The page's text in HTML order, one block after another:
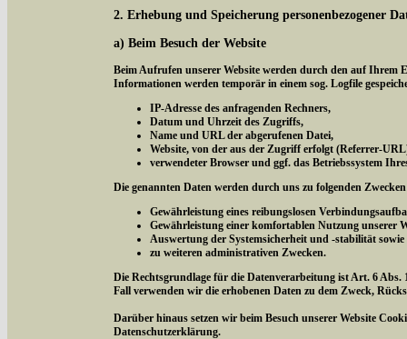
2. Erhebung und Speicherung personenbezogener
a) Beim Besuch der Website
Beim Aufrufen unserer Website werden durch den auf Ihrem
Informationen werden temporär in einem sog. Logfile
IP-Adresse des anfragenden Rechners,
Datum und Uhrzeit des Zugriffs,
Name und URL der abgerufenen Datei,
Website, von der aus der Zugriff erfolgt (Referrer-
verwendeter Browser und ggf. das Betriebssystem
Die genannten Daten werden durch uns zu folgenden
Gewährleistung eines reibungslosen
Gewährleistung einer komfortablen Nutzung unserer
Auswertung der Systemsicherheit und -stabilität sowie
zu weiteren administrativen Zwecken.
Die Rechtsgrundlage für die Datenverarbeitung ist Art. 6 Abs.
Fall verwenden wir die erhobenen Daten zu dem Zweck,
Darüber hinaus setzen wir beim Besuch unserer Website
Datenschutzerklärung.